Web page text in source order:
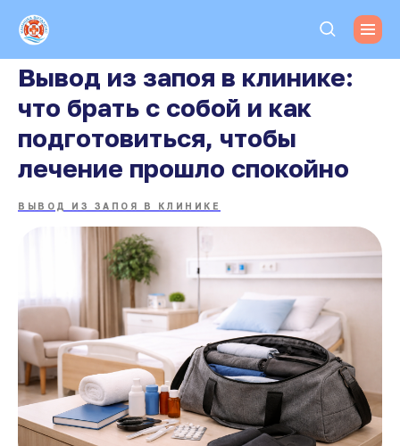
Вывод из запоя в клинике:
что брать с собой и как
подготовиться, чтобы
лечение прошло спокойно
ВЫВОД ИЗ ЗАПОЯ В КЛИНИКЕ